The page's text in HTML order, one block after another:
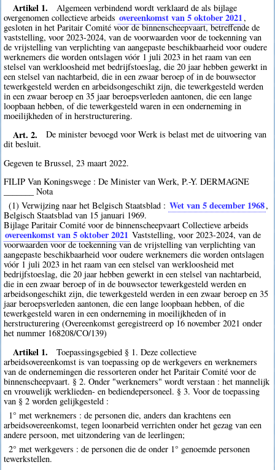
Artikel 1.
Algemeen verbindend wordt verklaard de als bijlage
overgenomen collectieve arbeids overeenkomst van 5 oktober 2021,
gesloten in het Paritair Comité voor de binnenscheepvaart, betreffende de
vaststelling, voor 2023-2024, van de voorwaarden voor de toekenning van
de vrijstelling van verplichting van aangepaste beschikbaarheid voor oudere
werknemers die worden ontslagen vóór 1 juli 2023 in het raam van een
stelsel van werkloosheid met bedrijfstoeslag, die 20 jaar hebben gewerkt in
een stelsel van nachtarbeid, die in een zwaar beroep of in de bouwsector
tewerkgesteld werden en arbeidsongeschikt zijn, die tewerkgesteld werden
in een zwaar beroep en 35 jaar beroepsverleden aantonen, die een lange
loopbaan hebben, of die tewerkgesteld waren in een onderneming in
moeilijkheden of in herstructurering.
Art. 2.
De minister bevoegd voor Werk is belast met de uitvoering van
dit besluit.
Gegeven te Brussel, 23 maart 2022.
FILIP Van Koningswege : De Minister van Werk, P.-Y. DERMAGNE
_______ Nota
(1) Verwijzing naar het Belgisch Staatsblad : Wet van 5 december 1968,
Belgisch Staatsblad van 15 januari 1969.
Bijlage Paritair Comité voor de binnenscheepvaart Collectieve arbeids
overeenkomst van 5 oktober 2021 Vaststelling, voor 2023-2024, van de
voorwaarden voor de toekenning van de vrijstelling van verplichting van
aangepaste beschikbaarheid voor oudere werknemers die worden ontslagen
vóór 1 juli 2023 in het raam van een stelsel van werkloosheid met
bedrijfstoeslag, die 20 jaar hebben gewerkt in een stelsel van nachtarbeid,
die in een zwaar beroep of in de bouwsector tewerkgesteld werden en
arbeidsongeschikt zijn, die tewerkgesteld werden in een zwaar beroep en 35
jaar beroepsverleden aantonen, die een lange loopbaan hebben, of die
tewerkgesteld waren in een onderneming in moeilijkheden of in
herstructurering (Overeenkomst geregistreerd op 16 november 2021 onder
het nummer 168208/CO/139)
Artikel 1.
Toepassingsgebied § 1. Deze collectieve
arbeidsovereenkomst is van toepassing op de werkgevers en werknemers
van de ondernemingen die ressorteren onder het Paritair Comité voor de
binnenscheepvaart. § 2. Onder "werknemers" wordt verstaan : het mannelijk
en vrouwelijk werklieden- en bediendepersoneel. § 3. Voor de toepassing
van § 2 worden gelijkgesteld :
1° met werknemers : de personen die, anders dan krachtens een
arbeidsovereenkomst, tegen loonarbeid verrichten onder het gezag van een
andere persoon, met uitzondering van de leerlingen;
2° met werkgevers : de personen die de onder 1° genoemde personen
tewerkstellen.